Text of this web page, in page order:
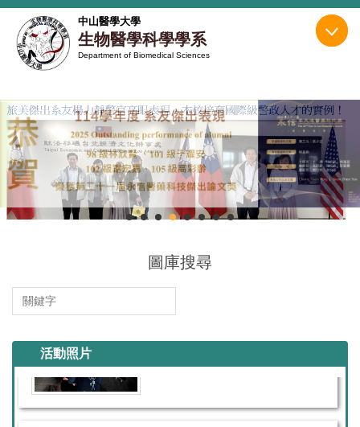
跳
到
主
容
區
中山醫學大學
生物醫學科學學系
Department of Biomedical Sciences
圖庫搜尋
活動照片
114.11.13 系烤